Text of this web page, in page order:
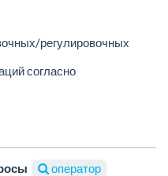
регулировочных
согласно
оператор